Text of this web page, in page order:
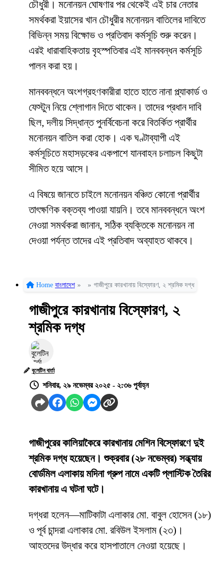
চৌধুরী। মনোনয়ন ঘোষণার পর থেকেই এই চার নেতার
সমর্থকরা ইয়াসের খান চৌধুরীর মনোনয়ন বাতিলের দাবিতে
বিভিন্ন সময় বিক্ষোভ ও প্রতিবাদ কর্মসূচি শুরু করেন।
এরই ধারাবাহিকতায় বৃহস্পতিবার এই মানববন্ধন কর্মসূচি
পালন করা হয়।
মানববন্ধনে অংশগ্রহণকারীরা হাতে হাতে নানা প্ল্যাকার্ড ও
ফেস্টুন নিয়ে শ্লোগান দিতে থাকেন। তাদের প্রধান দাবি
ছিল, দলীয় সিদ্ধান্ত পুনর্বিবেচনা করে বিতর্কিত প্রার্থীর
মনোনয়ন বাতিল করা হোক। এক ঘণ্টাব্যাপী এই
কর্মসূচিতে মহাসড়কের একপাশে যানবাহন চলাচল কিছুটা
সীমিত হয়ে আসে।
এ বিষয়ে জানতে চাইলে মনোনয়ন বঞ্চিত কোনো প্রার্থীর
তাৎক্ষণিক বক্তব্য পাওয়া যায়নি। তবে মানববন্ধনে অংশ
নেওয়া সমর্থকরা জানান, সঠিক ব্যক্তিকে মনোনয়ন না
দেওয়া পর্যন্ত তাদের এই প্রতিবাদ অব্যাহত থাকবে।
Home বাংলাদেশ » » গাজীপুরে কারখানায় বিস্ফোরণ, ২ শ্রমিক দগ্ধ
গাজীপুরে কারখানায় বিস্ফোরণ, ২
শ্রমিক দগ্ধ
বুলেটিন বার্তা
শনিবার, ২৯ নভেম্বর ২০২৫ - ২:৩৬ পূর্বাহ্ন
গাজীপুরের কালিয়াকৈরে কারখানায় মেশিন বিস্ফোরণে দুই
শ্রমিক দগ্ধ হয়েছেন। শুক্রবার (২৮ নভেম্বর) সন্ধ্যায়
বোর্ডমিল এলাকায় মদিনা গ্রুপ নামে একটি প্লাস্টিক তৈরির
কারখানায় এ ঘটনা ঘটে।
দগ্ধরা হলেন—মাটিকাটা এলাকার মো. বাবুল হোসেন (১৮)
ও পূর্ব চান্দরা এলাকার মো. রবিউল ইসলাম (২৩)।
আহতদের উদ্ধার করে হাসপাতালে নেওয়া হয়েছে।